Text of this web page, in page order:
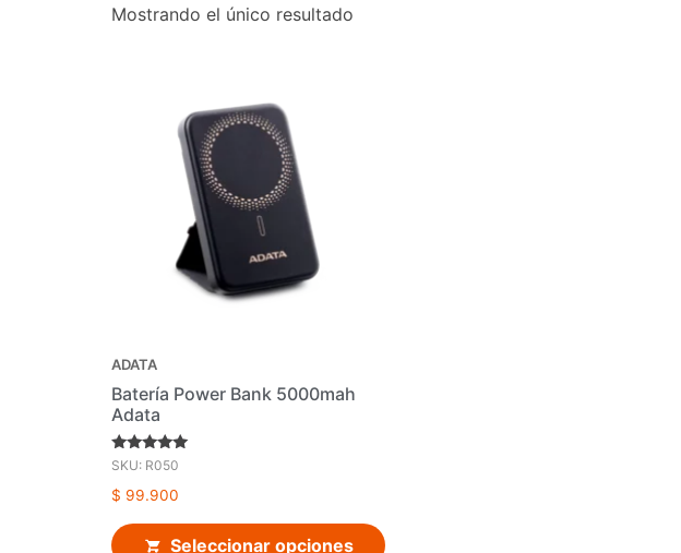
Mostrando el único resultado
ADATA
Batería Power Bank 5000mah
Adata
Valorado en
de 5
SKU: R050
$ 99.900
Seleccionar opciones